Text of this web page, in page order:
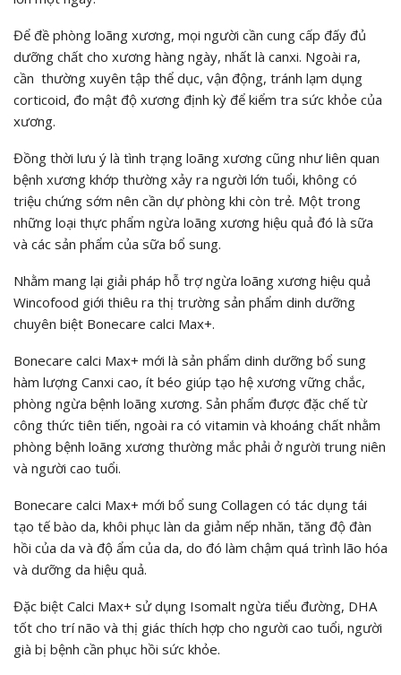
Để đề phòng loãng xương, mọi người cần cung cấp đấy đủ
dưỡng chất cho xương hàng ngày, nhất là canxi. Ngoài ra,
cần thường xuyên tập thể dục, vận động, tránh lạm dụng
corticoid, đo mật độ xương định kỳ để kiểm tra sức khỏe của
xương.
Đồng thời lưu ý là tình trạng loãng xương cũng như liên quan
bệnh xương khớp thường xảy ra người lớn tuổi, không có
triệu chứng sớm nên cần dự phòng khi còn trẻ. Một trong
những loại thực phẩm ngừa loãng xương hiệu quả đó là sữa
và các sản phẩm của sữa bổ sung.
Nhằm mang lại giải pháp hỗ trợ ngừa loãng xương hiệu quả
Wincofood giới thiêu ra thị trường sản phẩm dinh dưỡng
chuyên biệt Bonecare calci Max+.
Bonecare calci Max+ mới là sản phẩm dinh dưỡng bổ sung
hàm lượng Canxi cao, ít béo giúp tạo hệ xương vững chắc,
phòng ngừa bệnh loãng xương. Sản phẩm được đặc chế từ
công thức tiên tiến, ngoài ra có vitamin và khoáng chất nhằm
phòng bệnh loãng xương thường mắc phải ở người trung niên
và người cao tuổi.
Bonecare calci Max+ mới bổ sung Collagen có tác dụng tái
tạo tế bào da, khôi phục làn da giảm nếp nhăn, tăng độ đàn
hồi của da và độ ẩm của da, do đó làm chậm quá trình lão hóa
và dưỡng da hiệu quả.
Đặc biệt Calci Max+ sử dụng Isomalt ngừa tiểu đường, DHA
tốt cho trí não và thị giác thích hợp cho người cao tuổi, người
già bị bệnh cần phục hồi sức khỏe.